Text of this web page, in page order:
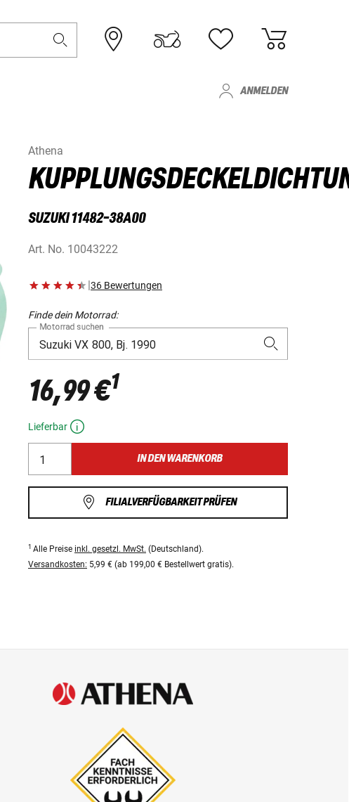
ANMELDEN
Athena
SUZUKI 11482-38A00
Art. No. 10043222
|36 Bewertungen
Finde dein Motorrad:
Motorrad suchen
16,99 €1
Lieferbar
IN DEN WARENKORB
FILIALVERFÜGBARKEIT PRÜFEN
1 Alle Preise inkl. gesetzl. MwSt. (Deutschland).
Versandkosten: 5,99 € (ab 199,00 € Bestellwert gratis).